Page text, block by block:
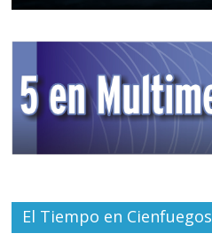
El Tiempo en Cienfuegos